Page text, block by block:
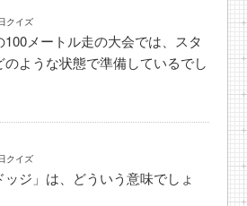
クイズ
メートル走の大会では、スタ
ような状態で準備しているでし
クイズ
ッジ」は、どういう意味でしょ